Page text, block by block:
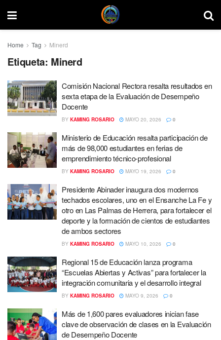
Home Tag Minerd
Etiqueta: Minerd
Comisión Nacional Rectora resalta resultados en
sexta etapa de la Evaluación de Desempeño
Docente
BY KAMING ROSARIO MAYO 20, 2026 0
Ministerio de Educación resalta participación de
más de 98,000 estudiantes en ferias de
emprendimiento técnico-profesional
BY KAMING ROSARIO MAYO 19, 2026 0
Presidente Abinader inaugura dos modernos
techados escolares, uno en el Ensanche La Fe y
otro en Las Palmas de Herrera, para fortalecer el
deporte y la formación de cientos de estudiantes
de ambos sectores
BY KAMING ROSARIO MAYO 10, 2026 0
Regional 15 de Educación lanza programa
“Escuelas Abiertas y Activas” para fortalecer la
integración comunitaria y el desarrollo integral
BY KAMING ROSARIO MAYO 9, 2026 0
Más de 1,600 pares evaluadores inician fase
clave de observación de clases en la Evaluación
de Desempeño Docente